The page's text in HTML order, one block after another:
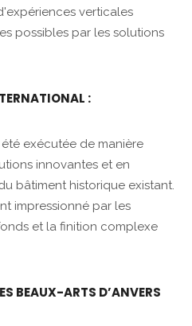
verticales
possibles par les solutions
:
exécutée de manière
innovantes et en
bâtiment historique existant.
impressionné par les
et la finition complexe
BEAUX-ARTS D’ANVERS